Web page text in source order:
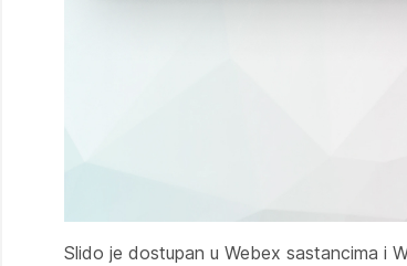
Slido je dostupan u Webex sastancima i